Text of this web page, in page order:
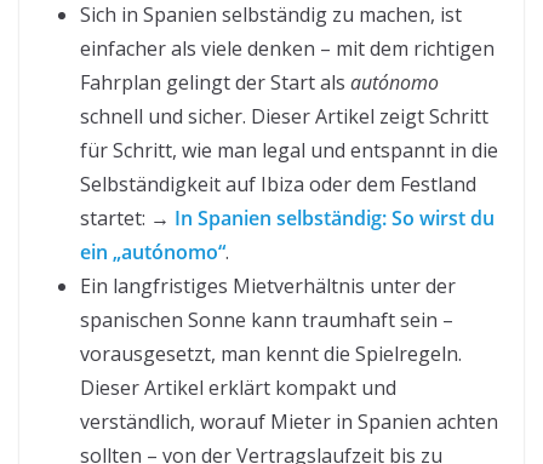
Sich in Spanien selbständig zu machen, ist
einfacher als viele denken – mit dem richtigen
Fahrplan gelingt der Start als autónomo
schnell und sicher. Dieser Artikel zeigt Schritt
für Schritt, wie man legal und entspannt in die
Selbständigkeit auf Ibiza oder dem Festland
startet: → In Spanien selbständig: So wirst du
ein „autónomo“.
Ein langfristiges Mietverhältnis unter der
spanischen Sonne kann traumhaft sein –
vorausgesetzt, man kennt die Spielregeln.
Dieser Artikel erklärt kompakt und
verständlich, worauf Mieter in Spanien achten
sollten – von der Vertragslaufzeit bis zu